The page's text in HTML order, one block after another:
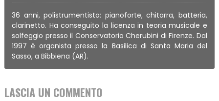
36 anni, polistrumentista: pianoforte, chitarra, batteria,
clarinetto. Ha conseguito la licenza in teoria musicale e
solfeggio presso il Conservatorio Cherubini di Firenze. Dal
1997 è organista presso la Basilica di Santa Maria del
Sasso, a Bibbiena (AR).
LASCIA UN COMMENTO